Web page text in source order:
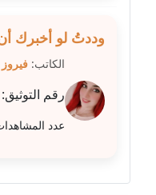
مدونة عماد مصباح
عاملة
مدونة عمرو عاطف
مدونة غادة زهران
وددتُ لو أخبرك
الكاتب:
رقم التوثيق:
عدد